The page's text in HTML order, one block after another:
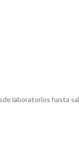
laboratorios hasta